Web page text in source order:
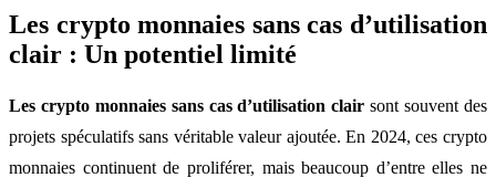
Les crypto monnaies sans cas d’utilisation
clair : Un potentiel limité
Les crypto monnaies sans cas d’utilisation clair sont souvent des
projets spéculatifs sans véritable valeur ajoutée. En 2024, ces crypto
monnaies continuent de proliférer, mais beaucoup d’entre elles ne